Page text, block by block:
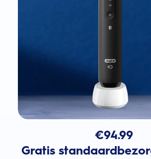
€94.99
Gratis